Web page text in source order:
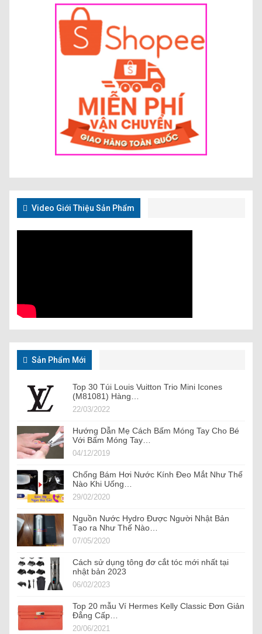
Video Giới Thiệu Sản Phẩm
Sản Phẩm Mới
Top 30 Túi Louis Vuitton Trio Mini Icones
(M81081) Hàng…
22/03/2022
Hướng Dẫn Mẹ Cách Bấm Móng Tay Cho Bé
Với Bấm Móng Tay…
04/12/2019
Chống Bám Hơi Nước Kính Đeo Mắt Như Thế
Nào Khi Uống…
29/02/2020
Nguồn Nước Hydro Được Người Nhật Bản
Tạo ra Như Thế Nào…
07/05/2020
Cách sử dụng tông đơ cắt tóc mới nhất tại
nhật bản 2023
06/02/2023
Top 20 mẫu Ví Hermes Kelly Classic Đơn Giản
Đẳng Cấp…
20/06/2021